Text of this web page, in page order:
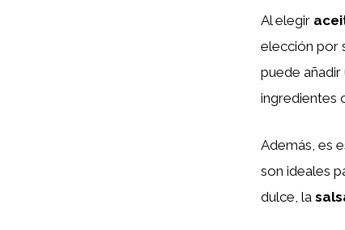
Al elegir
elección por
puede añadir
ingredientes
Además, es
son ideales
dulce, la